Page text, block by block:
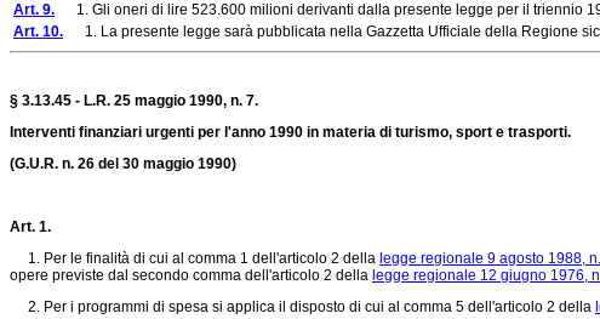
Art. 9. 1. Gli oneri di lire 523.600 milioni derivanti dalla presente legge per il triennio
Art. 10. 1. La presente legge sarà pubblicata nella Gazzetta Ufficiale della Regione
§ 3.13.45 - L.R. 25 maggio 1990, n. 7.
Interventi finanziari urgenti per l'anno 1990 in materia di turismo, sport e trasporti.
(G.U.R. n. 26 del 30 maggio 1990)
Art. 1.
1. Per le finalità di cui al comma 1 dell'articolo 2 della legge regionale 9 agosto 1988,
opere previste dal secondo comma dell'articolo 2 della legge regionale 12 giugno 1976,
2. Per i programmi di spesa si applica il disposto di cui al comma 5 dell'articolo 2 della